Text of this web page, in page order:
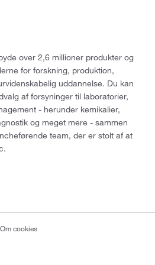
over 2,6 millioner produkter og
for forskning, produktion,
uddannelse. Du kan
af forsyninger til laboratorier,
- herunder kemikalier,
og meget mere - sammen
team, der er stolt af at
Om cookies